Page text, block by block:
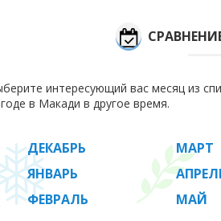
интересующий вас месяц из
в Макади в другое время.
ДЕКАБРЬ
ЯНВАРЬ
ФЕВРАЛЬ
МАРТ
МАЙ